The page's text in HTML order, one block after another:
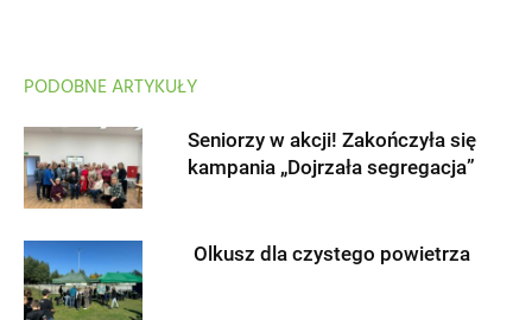
PODOBNE ARTYKUŁY
Seniorzy w akcji! Zakończyła się
kampania „Dojrzała segregacja”
Olkusz dla czystego powietrza